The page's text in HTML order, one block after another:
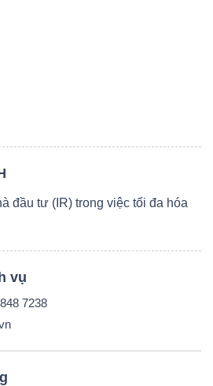
đầu tư (IR) trong việc tối đa hóa
vụ
7238